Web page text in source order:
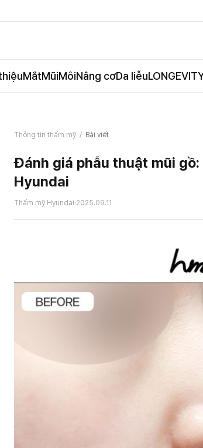
MắtMũiMôiNâng cơDa liễu
Thông tin thẩm mỹ / Bài viết
Đánh giá phẫu thuật mũi
Hyundai
Thẩm mỹ Hyundai·2025.09.11